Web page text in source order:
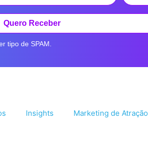
Quero Receber
tipo de SPAM.
Insights Marketing de Atração